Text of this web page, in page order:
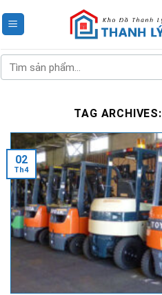
to
Tìm
kiếm:
TAG ARCHIVES:
02
Th4